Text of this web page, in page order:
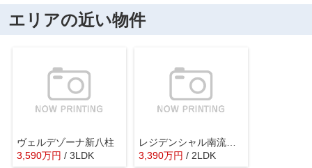
エリアの近い物件
ヴェルデゾーナ新八柱
3,590万円 / 3LDK
レジデンシャル南流山ガーデンテラス
3,390万円 / 2LDK